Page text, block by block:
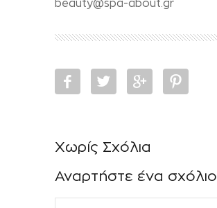
beauty@spa-about.gr
Χωρίς Σχόλια
Αναρτήστε ένα σχόλιο